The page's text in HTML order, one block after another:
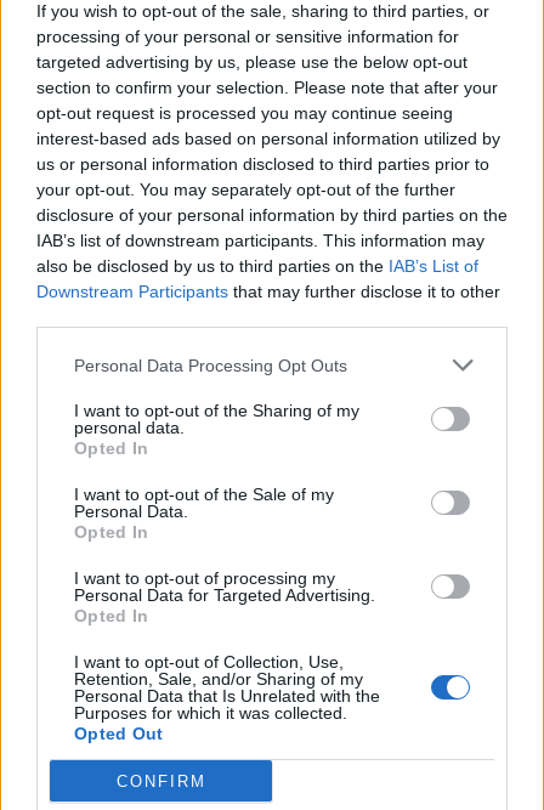
If you wish to opt-out of the sale, sharing to third parties, or
processing of your personal or sensitive information for
targeted advertising by us, please use the below opt-out
section to confirm your selection. Please note that after your
opt-out request is processed you may continue seeing
interest-based ads based on personal information utilized by
us or personal information disclosed to third parties prior to
your opt-out. You may separately opt-out of the further
disclosure of your personal information by third parties on the
IAB’s list of downstream participants. This information may
also be disclosed by us to third parties on the IAB’s List of
Downstream Participants that may further disclose it to other
Personal Data Processing Opt Outs
I want to opt-out of the Sharing of my
personal data.
Opted In
I want to opt-out of the Sale of my
Personal Data.
Opted In
I want to opt-out of processing my
Personal Data for Targeted Advertising.
Opted In
I want to opt-out of Collection, Use,
Retention, Sale, and/or Sharing of my
Personal Data that Is Unrelated with the
Purposes for which it was collected.
Opted Out
CONFIRM
Πάνω από 60 σημεία με καθαρό πόσιμο νερό σε
όλο τον Δήμο Χανίων
06.08.2026 - 15.22
06.08.2026 - 15.16